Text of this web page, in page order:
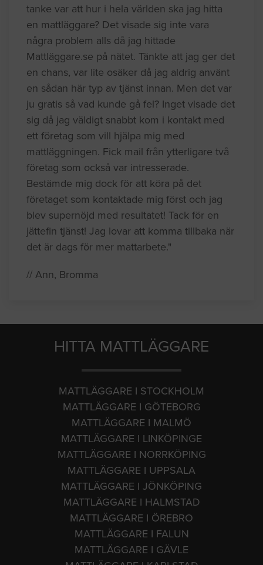
tanke var att hur i hela världen ska jag hitta
en mattläggare? Det visade sig inte vara
några problem alls då jag hittade
Mattläggare.se på nätet. Tänkte att jag ger det
en chans, var lite osäker då jag aldrig använt
en sådan här typ av tjänst innan. Men det var
ju gratis så vad kunde gå fel? Inget visade det
sig då jag väldigt snabbt kom i kontakt med
ett företag som vill hjälpa mig med
mattläggningen. Fick mail från ytterligare två
företag som också var intresserade.
Bestämde mig dock för att köra på det
företaget som kontaktade mig först och jag
blev supernöjd med resultatet! Tack för en
jättefin tjänst! Jag lovar att komma tillbaka när
det är dags för mer mattarbete."
// Ann, Bromma
HITTA MATTLÄGGARE
MATTLÄGGARE I STOCKHOLM
MATTLÄGGARE I GÖTEBORG
MATTLÄGGARE I MALMÖ
MATTLÄGGARE I LINKÖPINGE
MATTLÄGGARE I NORRKÖPING
MATTLÄGGARE I UPPSALA
MATTLÄGGARE I JÖNKÖPING
MATTLÄGGARE I HALMSTAD
MATTLÄGGARE I ÖREBRO
MATTLÄGGARE I FALUN
MATTLÄGGARE I GÄVLE